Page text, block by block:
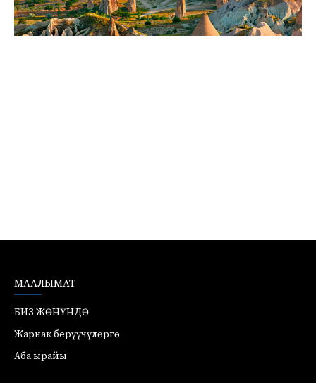
МААЛЫМАТ
БИЗ ЖӨНҮНДӨ
Жарнак берүүчүлөргө
Аба ырайы